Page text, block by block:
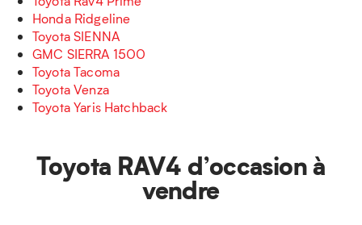
Honda Ridgeline
Toyota SIENNA
GMC SIERRA 1500
Toyota Tacoma
Toyota Venza
Toyota Yaris Hatchback
Toyota RAV4 d’occasion à
vendre